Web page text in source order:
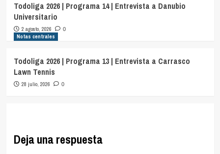
Todoliga 2026 | Programa 14 | Entrevista a Danubio
Universitario
2 agosto, 2026 0
Notas centrales
Todoliga 2026 | Programa 13 | Entrevista a Carrasco
Lawn Tennis
28 julio, 2026 0
Deja una respuesta